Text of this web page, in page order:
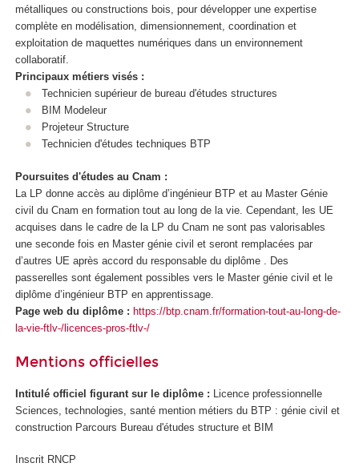
métalliques ou constructions bois, pour développer une expertise
complète en modélisation, dimensionnement, coordination et
exploitation de maquettes numériques dans un environnement
collaboratif.
Principaux métiers visés :
Technicien supérieur de bureau d'études structures
BIM Modeleur
Projeteur Structure
Technicien d'études techniques BTP
Poursuites d'études au Cnam :
La LP donne accès au diplôme d’ingénieur BTP et au Master Génie
civil du Cnam en formation tout au long de la vie. Cependant, les UE
acquises dans le cadre de la LP du Cnam ne sont pas valorisables
une seconde fois en Master génie civil et seront remplacées par
d’autres UE après accord du responsable du diplôme . Des
passerelles sont également possibles vers le Master génie civil et le
diplôme d’ingénieur BTP en apprentissage
Page web du diplôme : https://btp.cnam.fr/formation-tout-au-long-de-
la-vie-ftlv-/licences-pros-ftlv-/
Mentions officielles
Intitulé officiel figurant sur le diplôme :
Licence professionnelle
Sciences, technologies, santé mention métiers du BTP : génie civil et
construction Parcours Bureau d'études structure et BIM
Inscrit RNCP